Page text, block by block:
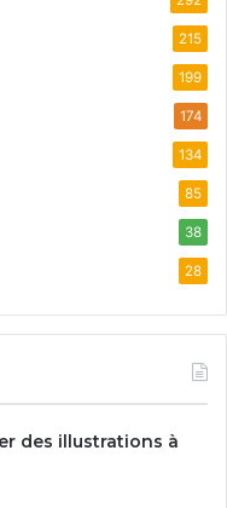
215
199
174
134
85
38
28
des illustrations à